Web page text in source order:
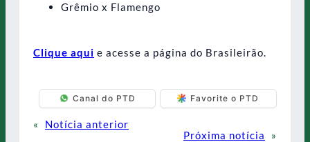
Grêmio x Flamengo
Clique aqui e acesse a página do Brasileirão.
Canal do PTD Favorite o PTD
«
Notícia anterior
Próxima notícia
»